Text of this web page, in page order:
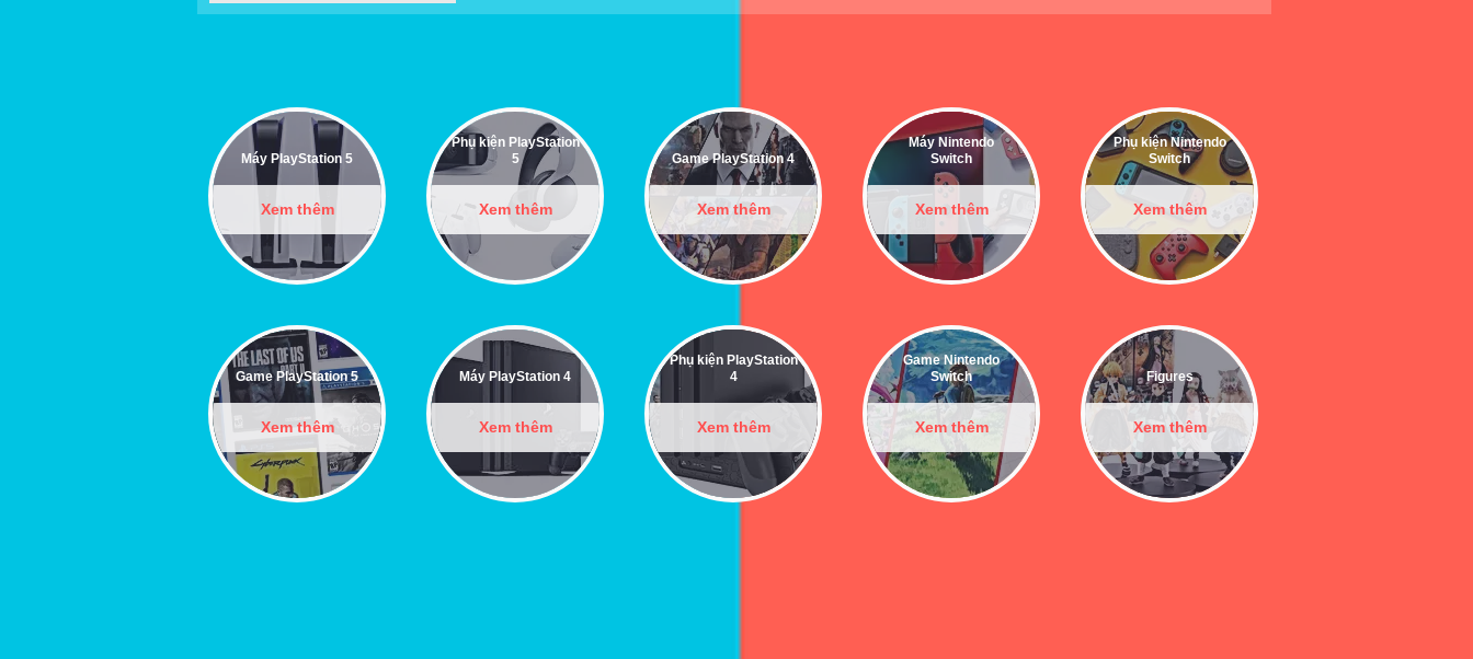
Máy PlayStation 5
Xem thêm
Game PlayStation 5
Xem thêm
Phụ kiện PlayStation
5
Xem thêm
Máy PlayStation 4
Xem thêm
Game PlayStation 4
Xem thêm
Phụ kiện PlayStation
4
Xem thêm
Máy Nintendo
Switch
Xem thêm
Game Nintendo
Switch
Xem thêm
Phụ kiện Nintendo
Switch
Xem thêm
Figures
Xem thêm